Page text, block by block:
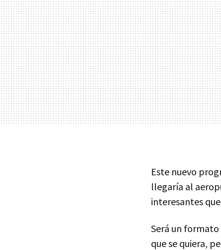
Este nuevo
llegaría al
interesantes
Será un
que se quiera,